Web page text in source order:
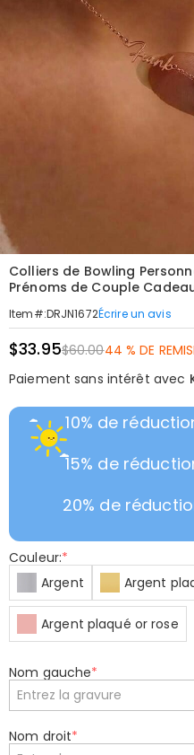
Colliers de Bowling
Prénoms de Couple
Item#:DRJN1672Écrire un avis
$33.95$60.0044 % DE
Paiement sans intérêt avec
10% de
15% de
20% de
Couleur:*
Argent
Argent
Argent plaqué or rose
Nom gauche*
Nom droit*